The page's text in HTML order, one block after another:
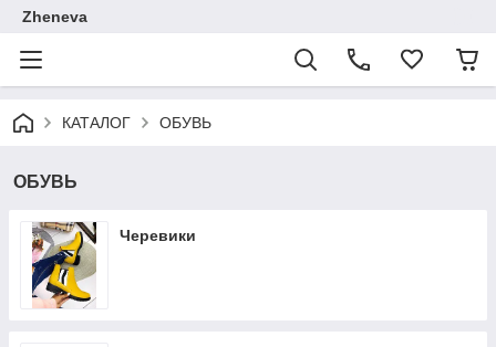
Zheneva
КАТАЛОГ ОБУВЬ
ОБУВЬ
Черевики